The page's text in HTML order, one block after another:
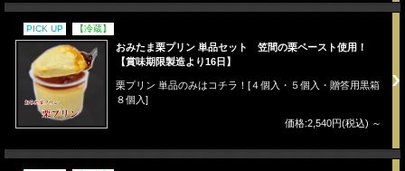
PICK UP 【冷蔵】
おみたま栗プリン 単品セット 笠間の栗ペースト使用！
【賞味期限製造より16日】
栗プリン 単品のみはコチラ！[４個入・５個入・贈答用黒箱
８個入]
価格:2,540円(税込) ～